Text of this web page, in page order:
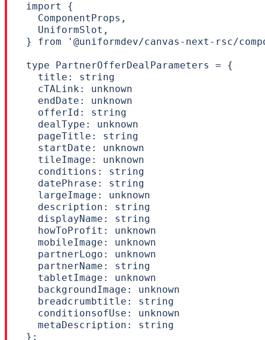
import {
  ComponentProps,
  UniformSlot,
} from '@uniformdev/canvas-next-rsc/
type PartnerOfferDealParameters = {
  title: string
  cTALink: unknown
  endDate: unknown
  offerId: string
  dealType: unknown
  pageTitle: string
  startDate: unknown
  tileImage: unknown
  conditions: string
  datePhrase: string
  largeImage: unknown
  description: string
  displayName: string
  howToProfit: unknown
  mobileImage: unknown
  partnerLogo: unknown
  partnerName: string
  tabletImage: unknown
  backgroundImage: unknown
  breadcrumbtitle: string
  conditionsofUse: unknown
  metaDescription: string
};